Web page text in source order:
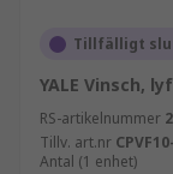
Tillfälligt
YALE Vinsch,
RS-artikelnummer
Tillv. art.nr
Antal (1 enhet)